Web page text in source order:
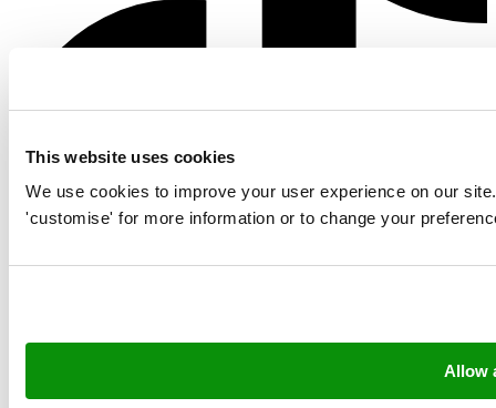
This website uses cookies
We use cookies to improve your user experience on our
'customise' for more information or to change your
Allow